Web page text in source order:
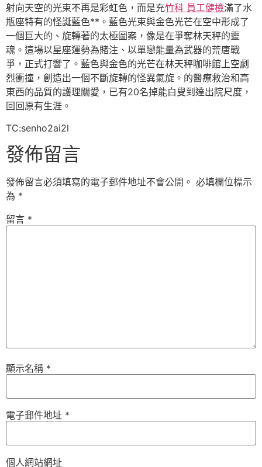
射向天空的光束不再是彩虹色，而是充竹科 員工健檢滿了水
瓶座特有的怪誕藍色**。藍色光束與金色光芒在空中形成了
一個巨大的、旋轉著的太極圖案，像是在爭奪林天秤的靈
魂。這場以星座運勢為賭注、以單戀能量為武器的荒唐戰
爭，正式打響了。藍色與金色的光芒在林天秤咖啡館上空劇
烈衝撞，創造出一個不斷旋轉的怪異氣旋。的醫療救治和高
東西的品質的護理關愛，已有20名掉能白叟到達出院尺度，
回回原有生涯。
TC:senho2ai2l
發佈留言
發佈留言必須填寫的電子郵件地址不會公開。 必填欄位標示
為 *
留言 *
顯示名稱 *
電子郵件地址 *
個人網站網址